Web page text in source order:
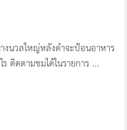
งนวลใหญ่หลังดำจะป้อนอาหาร
ติดตามชมได้ในรายการ ...